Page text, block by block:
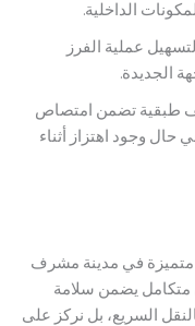
الفرز
تضمن امتصاص
اهتزاز أثناء
في مدينة مشرف
يضمن سلامة
بل نركز على